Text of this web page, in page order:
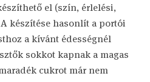
el (szín, érlelési,
készítése hasonlít a portói
a kívánt édességnél
sokkot kapnak a magas
cukrot már nem